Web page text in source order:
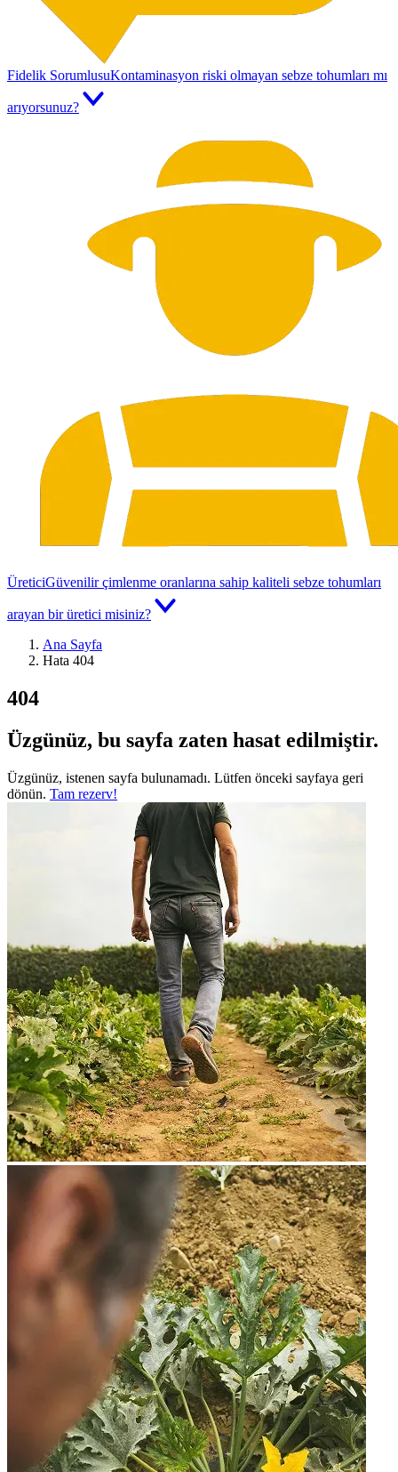
Fidelik SorumlusuKontaminasyon riski olmayan sebze tohumları mı
arıyorsunuz?
ÜreticiGüvenilir çimlenme oranlarına sahip kaliteli sebze tohumları
arayan bir üretici misiniz?
Ana Sayfa
Hata 404
404
Üzgünüz, bu sayfa zaten hasat edilmiştir.
Üzgünüz, istenen sayfa bulunamadı. Lütfen önceki sayfaya geri
dönün. Tam rezerv!